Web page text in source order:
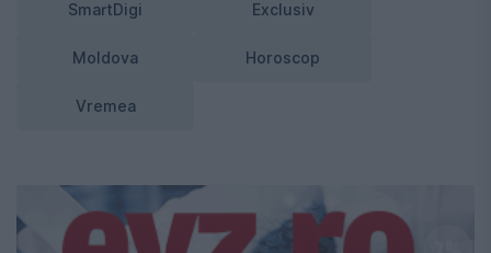
SmartDigi Exclusiv
Moldova Horoscop
Vremea